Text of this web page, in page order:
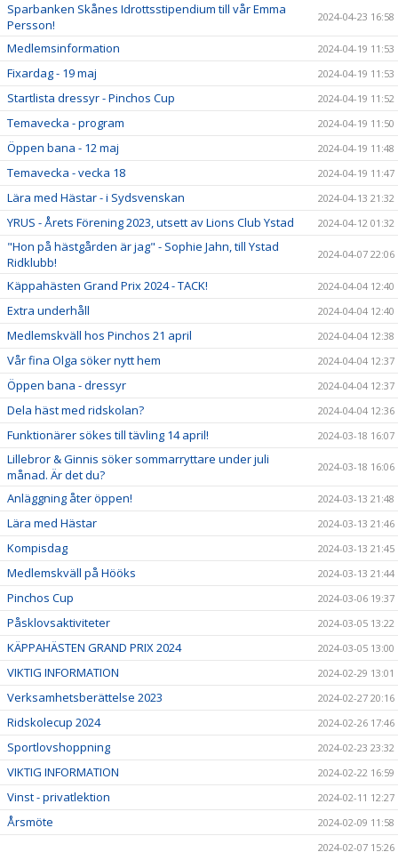
Sparbanken Skånes Idrottsstipendium till vår Emma
Persson!
2024-04-23 16:58
Medlemsinformation 2024-04-19 11:53
Fixardag - 19 maj 2024-04-19 11:53
Startlista dressyr - Pinchos Cup 2024-04-19 11:52
Temavecka - program 2024-04-19 11:50
Öppen bana - 12 maj 2024-04-19 11:48
Temavecka - vecka 18 2024-04-19 11:47
Lära med Hästar - i Sydsvenskan 2024-04-13 21:32
YRUS - Årets Förening 2023, utsett av Lions Club Ystad 2024-04-12 01:32
"Hon på hästgården är jag" - Sophie Jahn, till Ystad
Ridklubb!
2024-04-07 22:06
Käppahästen Grand Prix 2024 - TACK! 2024-04-04 12:40
Extra underhåll 2024-04-04 12:40
Medlemskväll hos Pinchos 21 april 2024-04-04 12:38
Vår fina Olga söker nytt hem 2024-04-04 12:37
Öppen bana - dressyr 2024-04-04 12:37
Dela häst med ridskolan? 2024-04-04 12:36
Funktionärer sökes till tävling 14 april! 2024-03-18 16:07
Lillebror & Ginnis söker sommarryttare under juli
månad. Är det du?
2024-03-18 16:06
Anläggning åter öppen! 2024-03-13 21:48
Lära med Hästar 2024-03-13 21:46
Kompisdag 2024-03-13 21:45
Medlemskväll på Hööks 2024-03-13 21:44
Pinchos Cup 2024-03-06 19:37
Påsklovsaktiviteter 2024-03-05 13:22
KÄPPAHÄSTEN GRAND PRIX 2024 2024-03-05 13:00
VIKTIG INFORMATION 2024-02-29 13:01
Verksamhetsberättelse 2023 2024-02-27 20:16
Ridskolecup 2024 2024-02-26 17:46
Sportlovshoppning 2024-02-23 23:32
VIKTIG INFORMATION 2024-02-22 16:59
Vinst - privatlektion 2024-02-11 12:27
Årsmöte
2024-02-09 11:58
2024-02-07 15:26